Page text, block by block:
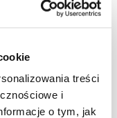
treści
i
o tym, jak